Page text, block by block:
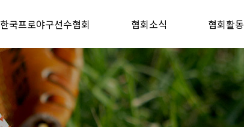
한국프로야구선수협회 협회소식 협회활동